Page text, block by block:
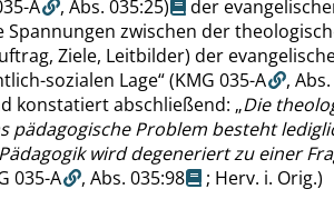
A , Abs. 035:25)
der
zwischen der
Ziele, Leitbilder) der
sozialen Lage“(KMG 035-A ,
konstatiert abschließend: „Die
pädagogische Problem besteht
wird degeneriert zu einer
035-A , Abs. 035:98
; Herv. i. Orig.)